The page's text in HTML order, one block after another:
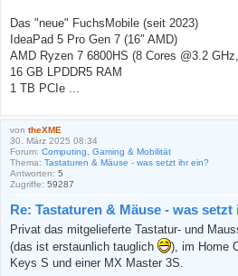
Das "neue" FuchsMobile (seit 2023)
IdeaPad 5 Pro Gen 7 (16″ AMD)
AMD Ryzen 7 6800HS (8 Cores @3.2
16 GB LPDDR5 RAM
1 TB PCIe ...
von theXME
30. März 2025 08:34
Forum: Computing, Gaming & Mobilität
Thema: Tastaturen & Mäuse - was setzt ihr ein?
Antworten: 5
Zugriffe: 59287
Re: Tastaturen & Mäuse - was setzt
Privat das mitgelieferte Tastatur- und
(das ist erstaunlich tauglich
), im Home
Keys S und einer MX Master 3S.